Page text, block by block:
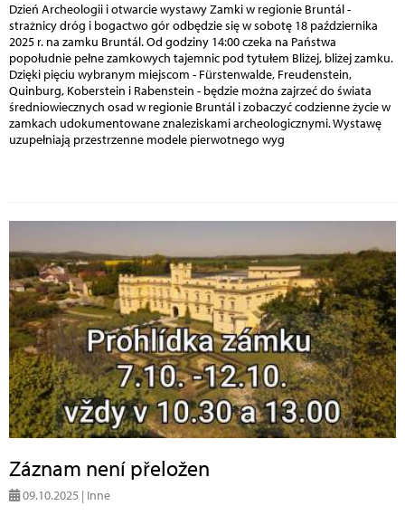
Dzień Archeologii i otwarcie wystawy Zamki w regionie Bruntál -
strażnicy dróg i bogactwo gór odbędzie się w sobotę 18 października
2025 r. na zamku Bruntál. Od godziny 14:00 czeka na Państwa
popołudnie pełne zamkowych tajemnic pod tytułem Bliżej, bliżej zamku.
Dzięki pięciu wybranym miejscom - Fürstenwalde, Freudenstein,
Quinburg, Koberstein i Rabenstein - będzie można zajrzeć do świata
średniowiecznych osad w regionie Bruntál i zobaczyć codzienne życie w
zamkach udokumentowane znaleziskami archeologicznymi. Wystawę
uzupełniają przestrzenne modele pierwotnego wyg
Záznam není přeložen
09.10.2025 | Inne